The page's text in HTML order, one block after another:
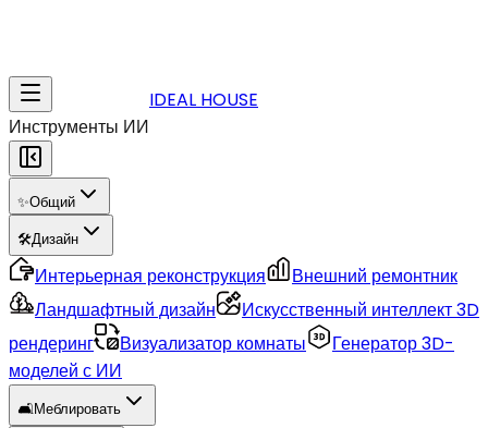
IDEAL HOUSE
Инструменты ИИ
✨Общий
🛠️Дизайн
Интерьерная реконструкция
Внешний ремонтник
Ландшафтный дизайн
Искусственный интеллект 3D
рендеринг
Визуализатор комнаты
Генератор 3D-
моделей с ИИ
🛋️Меблировать